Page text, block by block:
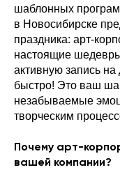
шаблонных
в Новосибирске
праздника: арт-
настоящие
активную запись
быстро! Это ваш
незабываемые
творческим
Почему арт-
вашей компании?